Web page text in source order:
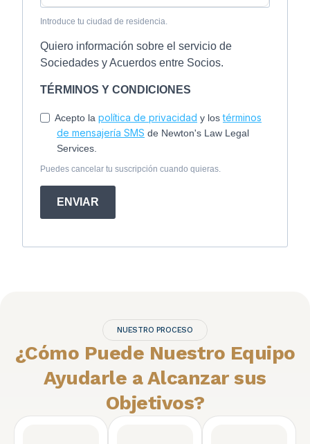
Introduce tu ciudad de residencia.
Quiero información sobre el servicio de
Sociedades y Acuerdos entre Socios.
TÉRMINOS Y CONDICIONES
Acepto la política de privacidad y lostérminos
de mensajería SMS de Newton's Law Legal
Services.
Puedes cancelar tu suscripción cuando quieras.
ENVIAR
NUESTRO PROCESO
¿Cómo Puede Nuestro Equipo
Ayudarle a Alcanzar sus
Objetivos?